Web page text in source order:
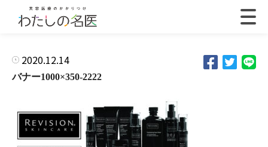
2020.12.14
バナー1000×350-2222